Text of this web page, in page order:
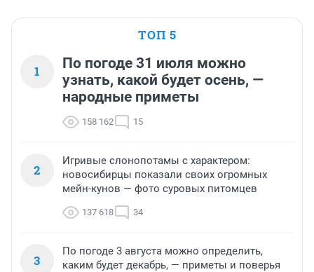
ТОП 5
1
По погоде 31 июля можно
узнать, какой будет осень, —
народные приметы
158 162 15
2
Игривые слонопотамы с характером:
новосибирцы показали своих огромных
мейн-кунов — фото суровых питомцев
137 618 34
3
По погоде 3 августа можно определить,
каким будет декабрь, — приметы и поверья